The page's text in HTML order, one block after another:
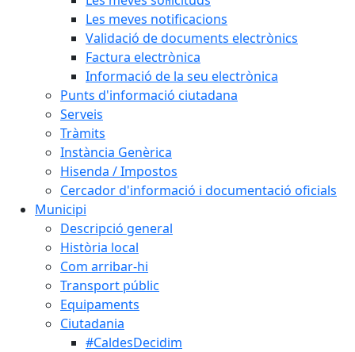
Les meves notificacions
Validació de documents electrònics
Factura electrònica
Informació de la seu electrònica
Punts d'informació ciutadana
Serveis
Tràmits
Instància Genèrica
Hisenda / Impostos
Cercador d'informació i documentació oficials
Municipi
Descripció general
Història local
Com arribar-hi
Transport públic
Equipaments
Ciutadania
#CaldesDecidim